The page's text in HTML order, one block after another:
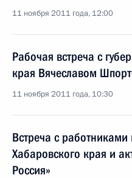
11 ноября 2011 года, 12:00
Рабочая встреча с
края Вячеславом
11 ноября 2011 года, 10:30
Встреча с работниками
Хабаровского края и
Россия»